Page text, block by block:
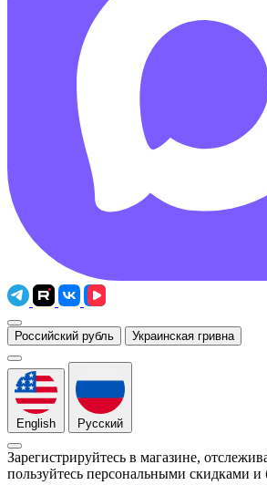
Российский рубль Украинская гривна
English Русский
Зарегистрируйтесь в магазине,
пользуйтесь персональными скидками и